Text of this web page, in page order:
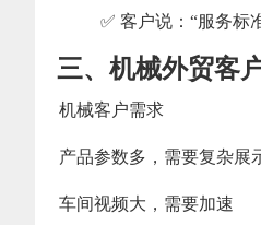
✅ 客户说：“服务标
三、机械外贸客
机械客户需求
产品参数多，需要复杂展
车间视频大，需要加速